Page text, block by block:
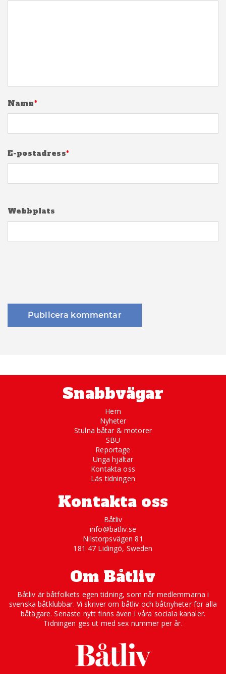
Namn*
E-postadress*
Webbplats
Snabbvägar
Hem
Nyheter
Stulna båtar & motorer
SBU
Reportage
Unga hjältar
Kontakta oss
Läs tidningen
Kontakta oss
Båtliv
info@batliv.se
Nilstorpsvägen 81
181 47 Lidingö, Sweden
Om Båtliv
Båtliv är båtfolkets egen tidning, som når medlemmarna i
svenska båtklubbar. Vi skriver om båtliv och båtnyheter för alla
båtägare. Senaste nytt finns även i våra sociala kanaler.
Tidningen ges ut med sex nummer per år.